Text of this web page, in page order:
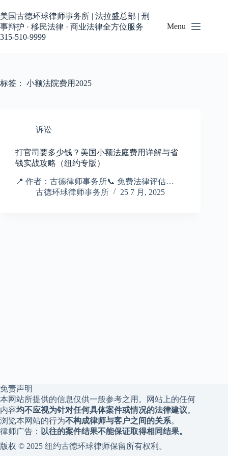
过
内
容
美国古德环球律师事务所 | 法拉盛总部 | 刑
事辩护 · 移民法律 · 商业法律全方位服务
315-510-9999
Menu
标签： 小额法院费用2025
诉讼
打官司要多少钱？美国小额法庭费用详解与省
钱实战攻略（纽约专版）
📍 作者：古德律师事务所📞 免费法律评估…
古德环球律师事务所
25 7 月, 2025
免责声明
本网站所提供的信息仅供一般参考之用。网站上的任何
内容均不应视为针对任何具体案件或情况的法律建议。
浏览本网站的行为不构成律师与客户之间的关系。
律师广告： 以往的案件结果不能保证取得相同结果。
版权 © 2025 纽约古德环球律师保留所有权利。